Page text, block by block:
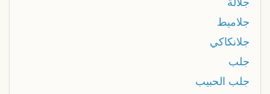
جلاميط
جلانكاكي
جلب
جلب الحبيب